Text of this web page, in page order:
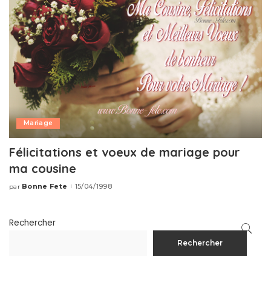
Mariage
Félicitations et voeux de mariage pour
ma cousine
Publié
par Bonne Fete 15/04/1998
Rechercher
Rechercher